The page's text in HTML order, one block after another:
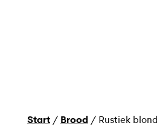
Start/ Brood / Rustiek blond